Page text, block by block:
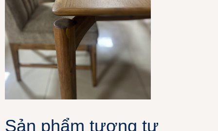
Sản phẩm tương tự